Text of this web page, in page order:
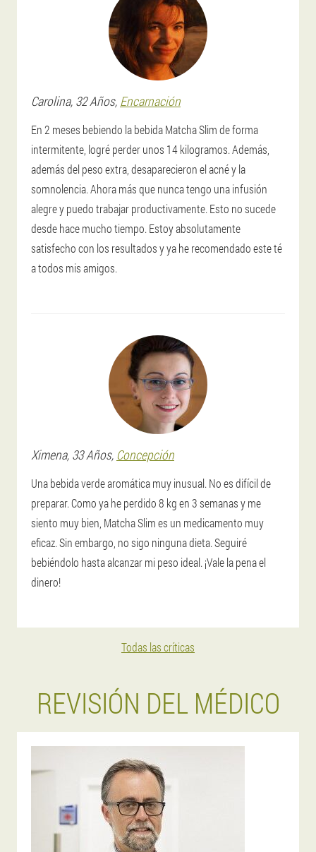
Carolina, 32 Años, Encarnación
En 2 meses bebiendo la bebida Matcha Slim de forma
intermitente, logré perder unos 14 kilogramos. Además,
además del peso extra, desaparecieron el acné y la
somnolencia. Ahora más que nunca tengo una infusión
alegre y puedo trabajar productivamente. Esto no sucede
desde hace mucho tiempo. Estoy absolutamente
satisfecho con los resultados y ya he recomendado este té
a todos mis amigos.
Ximena, 33 Años, Concepción
Una bebida verde aromática muy inusual. No es difícil de
preparar. Como ya he perdido 8 kg en 3 semanas y me
siento muy bien, Matcha Slim es un medicamento muy
eficaz. Sin embargo, no sigo ninguna dieta. Seguiré
bebiéndolo hasta alcanzar mi peso ideal. ¡Vale la pena el
dinero!
Todas las críticas
REVISIÓN DEL MÉDICO